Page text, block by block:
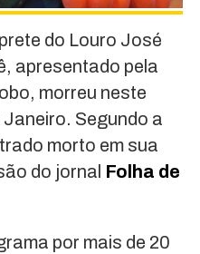
do Louro José
apresentado pela
morreu neste
Janeiro. Segundo a
morto em sua
do jornal Folha de
por mais de 20